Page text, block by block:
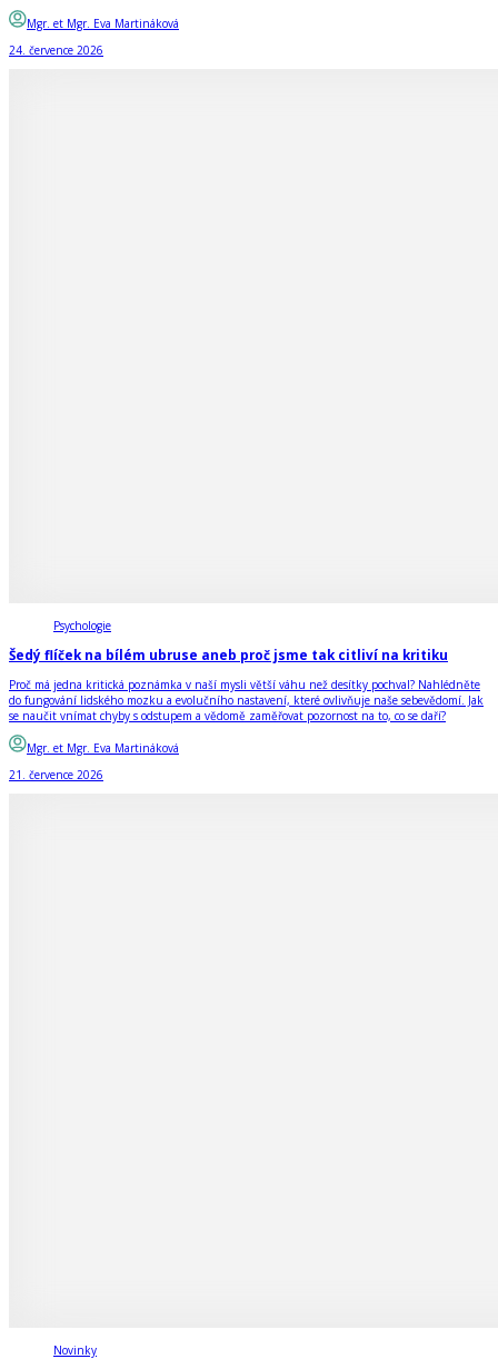
Mgr. et Mgr. Eva Martináková
24. července 2026
Psychologie
Šedý flíček na bílém ubruse aneb proč jsme tak citliví na kritiku
Proč má jedna kritická poznámka v naší mysli větší váhu než desítky pochval? Nahlédněte
do fungování lidského mozku a evolučního nastavení, které ovlivňuje naše sebevědomí. Jak
se naučit vnímat chyby s odstupem a vědomě zaměřovat pozornost na to, co se daří?
Mgr. et Mgr. Eva Martináková
21. července 2026
Novinky